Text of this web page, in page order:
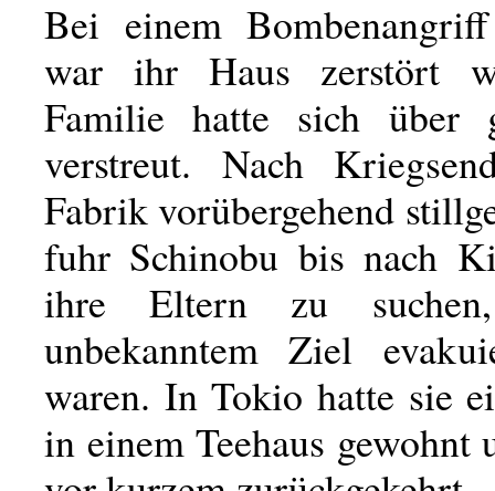
Bei einem
war ihr Haus zerstört
Familie hatte sich über
verstreut. Nach
Fabrik vorübergehend
fuhr Schinobu bis nach
ihre Eltern zu
unbekanntem Ziel
waren. In Tokio hatte sie
in einem Teehaus gewohnt